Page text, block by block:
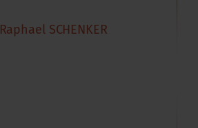
Raphael SCHENKER